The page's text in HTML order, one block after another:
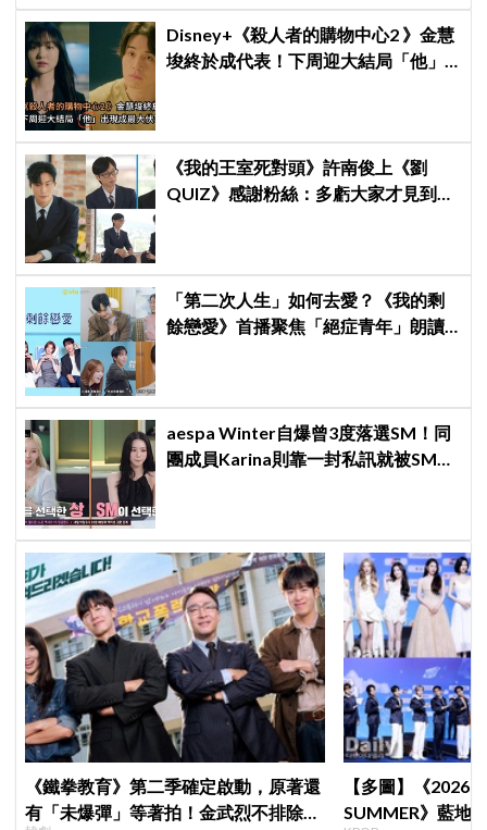
Disney+《殺人者的購物中心2 》金慧
埈終於成代表！下周迎大結局「他」
《我的王室死對頭》許南俊上《劉
QUIZ》感謝粉絲：多虧大家才見到劉
「第二次人生」如何去愛？《我的剩
餘戀愛》首播聚焦「絕症青年」朗讀
aespa Winter自爆曾3度落選SM！同
團成員Karina則靠一封私訊就被SM相
《鐵拳教育》第二季確定啟動，原著還
有「未爆彈」等著拍！金武烈不排除
【多圖】《2026
SUMMER》藍地